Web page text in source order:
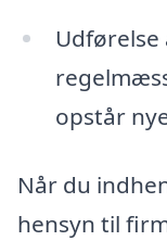
opstår
Når du
hensyn til